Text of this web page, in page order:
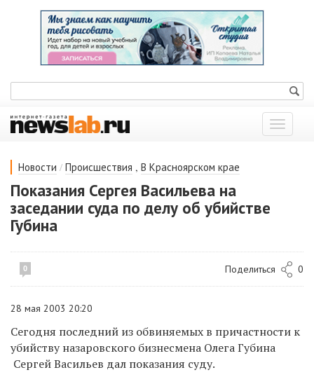
Показать
меню
Новости / Происшествия , В Красноярском крае
Показания Сергея Васильева на
заседании суда по делу об убийстве
Губина
0 Поделиться 0
28 мая 2003 20:20
Сегодня последний из обвиняемых в причастности к
убийству назаровского бизнесмена Олега Губина
Сергей Васильев дал показания суду.